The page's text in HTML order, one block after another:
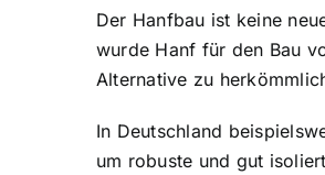
Der Hanfbau ist keine
wurde Hanf für den Bau
Alternative zu
In Deutschland
um robuste und gut